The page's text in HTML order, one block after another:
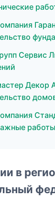
Сервис
Декор
работы
в